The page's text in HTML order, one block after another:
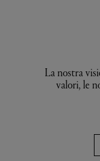
La nostra
valori, le